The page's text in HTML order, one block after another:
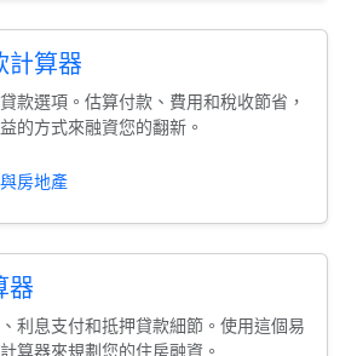
計算器
款選項。估算付款、費用和稅收節省，
的方式來融資您的翻新。
房地產
器
利息支付和抵押貸款細節。使用這個易
算器來規劃您的住房融資。